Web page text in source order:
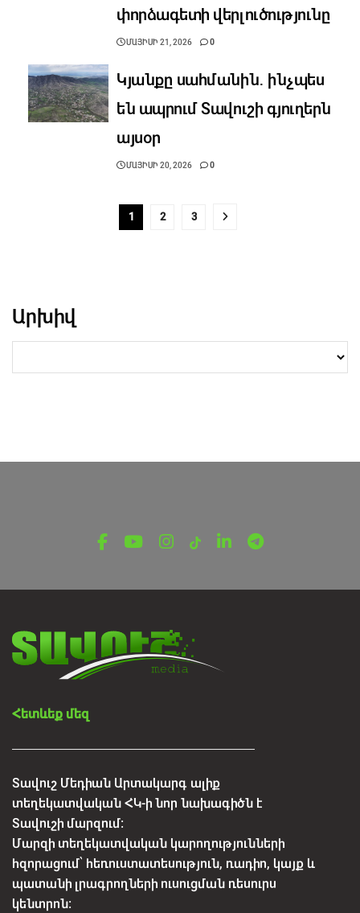
փորձագետի վերլուծությունը
ՄԱՅԻՍԻ 21, 2026 0
Կյանքը սահմանին․ ինչպես
են ապրում Տավուշի գյուղերն
այսօր
ՄԱՅԻՍԻ 20, 2026 0
1 2 3
Արխիվ
Հետևեք մեզ
Տավուշ Մեդիան Արտակարգ ալիք
տեղեկատվական ՀԿ-ի նոր նախագիծն է
Տավուշի մարզում:
Մարզի տեղեկատվական կարողությունների
հզորացում՝ հեռուստատեսություն, ռադիո, կայք և
պատանի լրագրողների ուսուցման ռեսուրս
կենտրոն: